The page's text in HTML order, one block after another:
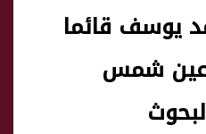
يوسف قائما
عين شمس